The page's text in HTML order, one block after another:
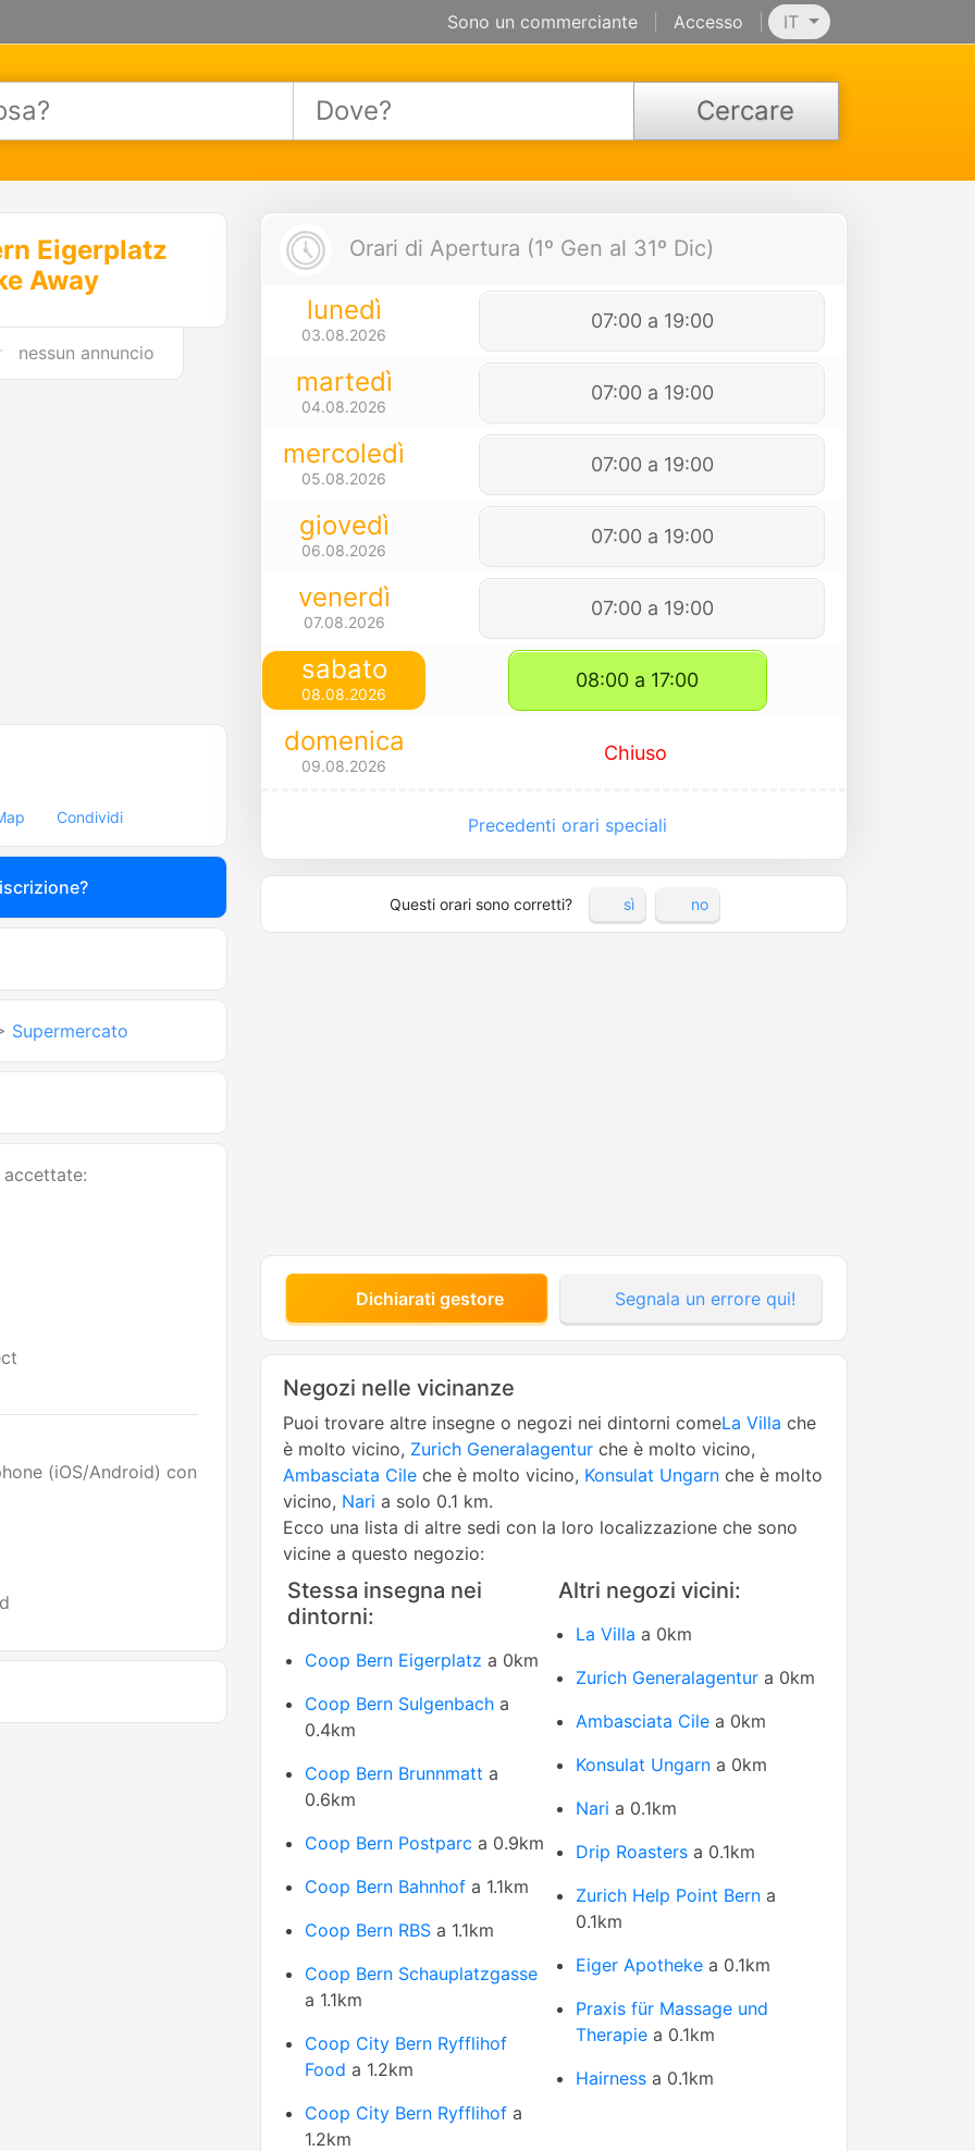
Sono un commerciante Accesso IT
Cercare
Eigerplatz
Away
nessun annuncio
Condividi
Supermercato
(iOS/Android) con
Orari di Apertura (1º Gen al 31º Dic)
lunedì
03.08.2026
07:00 a 19:00
martedì
04.08.2026
07:00 a 19:00
mercoledì
05.08.2026
07:00 a 19:00
giovedì
06.08.2026
07:00 a 19:00
venerdì
07.08.2026
07:00 a 19:00
sabato
08.08.2026
08:00 a 17:00
domenica
09.08.2026
Chiuso
Precedenti orari speciali
Questi orari sono corretti? sì no
Dichiarati gestore Segnala un errore qui!
Negozi nelle vicinanze
Puoi trovare altre insegne o negozi nei dintorni comeLa Villa che
è molto vicino, Zurich Generalagentur che è molto vicino,
Ambasciata Cile che è molto vicino, Konsulat Ungarn che è molto
vicino, Nari a solo 0.1 km.
Ecco una lista di altre sedi con la loro localizzazione che sono
vicine a questo negozio:
Stessa insegna nei
dintorni:
Coop Bern Eigerplatz a 0km
Coop Bern Sulgenbach a
0.4km
Coop Bern Brunnmatt a
0.6km
Coop Bern Postparc a 0.9km
Coop Bern Bahnhof a 1.1km
Coop Bern RBS a 1.1km
Coop Bern Schauplatzgasse
a 1.1km
Coop City Bern Ryfflihof
Food a 1.2km
Coop City Bern Ryfflihof a
1.2km
Altri negozi vicini:
La Villa a 0km
Zurich Generalagentur a 0km
Ambasciata Cile a 0km
Konsulat Ungarn a 0km
Nari a 0.1km
Drip Roasters a 0.1km
Zurich Help Point Bern a
0.1km
Eiger Apotheke a 0.1km
Praxis für Massage und
Therapie a 0.1km
Hairness a 0.1km